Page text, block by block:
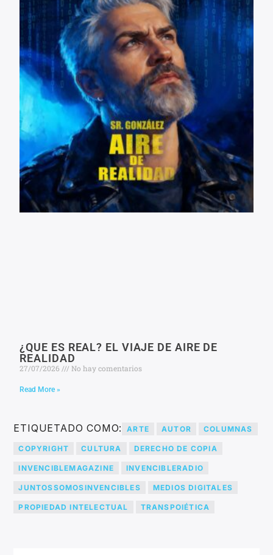
¿QUE ES REAL? EL VIAJE DE AIRE DE
REALIDAD
27/07/2026 No hay comentarios
Read More »
ETIQUETADO COMO: ARTE AUTOR COLUMNAS
COPYRIGHT CULTURA DERECHO DE COPIA
INVENCIBLEMAGAZINE INVENCIBLERADIO
JUNTOSSOMOSINVENCIBLES MEDIOS DIGITALES
PROPIEDAD INTELECTUAL TRANSPOIÉTICA